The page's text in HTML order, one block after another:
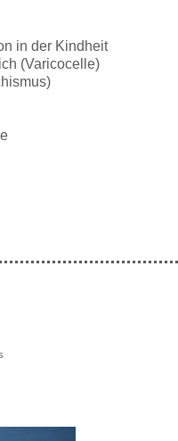
in der Kindheit
(Varicocelle)